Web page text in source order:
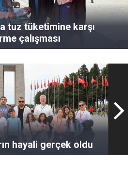
tuz tüketimine karşı
çalışması
hayali gerçek oldu